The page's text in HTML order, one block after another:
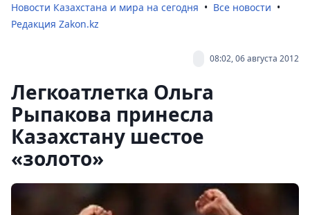
Новости Казахстана и мира на сегодня
Все новости
Редакция Zakon.kz
08:02, 06 августа 2012
Легкоатлетка Ольга
Рыпакова принесла
Казахстану шестое
«золото»